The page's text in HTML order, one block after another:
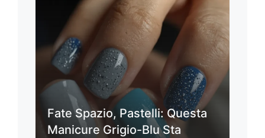
Fate Spazio, Pastelli: Questa
Manicure Grigio-Blu Sta